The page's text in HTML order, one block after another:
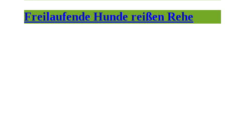
Freilaufende Hunde reißen Rehe